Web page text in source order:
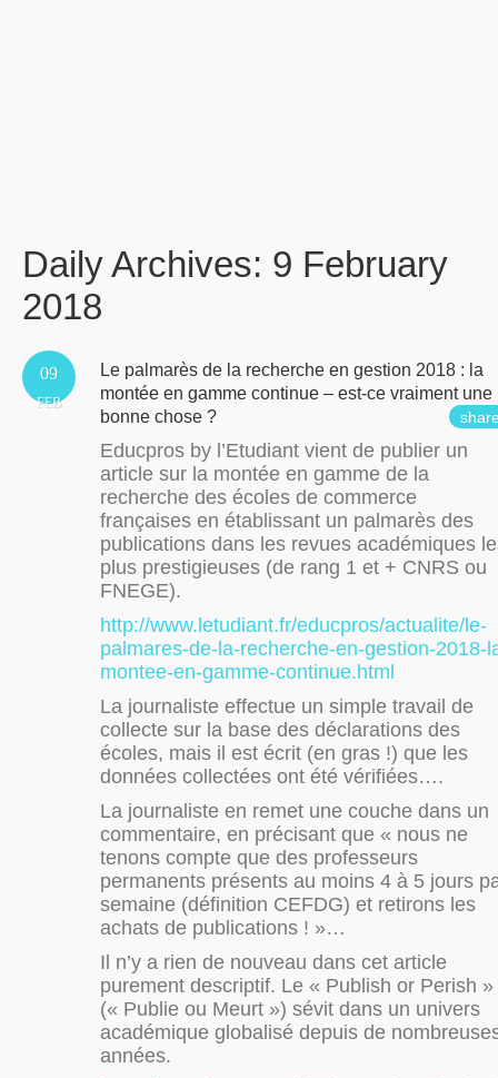
Daily Archives: 9 February
2018
09
FEB
Le palmarès de la recherche en gestion 2018 : la
montée en gamme continue – est-ce vraiment une
bonne chose ?
Educpros by l’Etudiant vient de publier un
article sur la montée en gamme de la
recherche des écoles de commerce
françaises en établissant un palmarès des
publications dans les revues académiques
plus prestigieuses (de rang 1 et + CNRS ou
FNEGE).
http://www.letudiant.fr/educpros/actualite/le-
palmares-de-la-recherche-en-gestion-2018-
montee-en-gamme-continue.html
La journaliste effectue un simple travail de
collecte sur la base des déclarations des
écoles, mais il est écrit (en gras !) que les
données collectées ont été vérifiées….
La journaliste en remet une couche dans un
commentaire, en précisant que « nous ne
tenons compte que des professeurs
permanents présents au moins 4 à 5 jours
semaine (définition CEFDG) et retirons les
achats de publications ! »…
Il n’y a rien de nouveau dans cet article
purement descriptif. Le « Publish or Perish »
(« Publie ou Meurt ») sévit dans un univers
académique globalisé depuis de
années.